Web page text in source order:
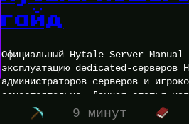
гайд
Официальный Hytale Server Manual
эксплуатацию dedicated-серверов
администраторов серверов и
самостоятельно.​ Данная статья
(for_users), является…
9 минут